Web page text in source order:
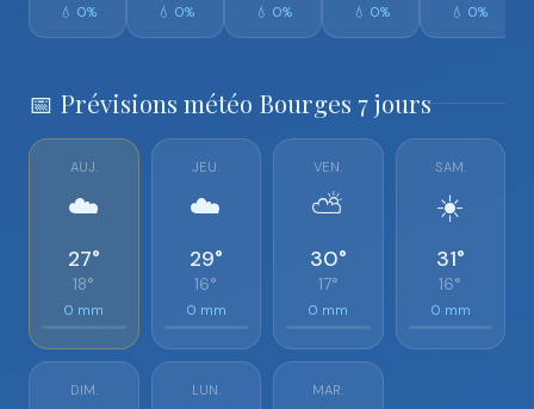
💧 0% 💧 0% 💧 0% 💧 0% 💧 0%
📅 Prévisions météo Bourges 7 jours
AUJ.
☁️
27°
18°
0 mm
JEU.
☁️
29°
16°
0 mm
VEN.
⛅
30°
17°
0 mm
SAM.
☀️
31°
16°
0 mm
DIM. LUN. MAR.